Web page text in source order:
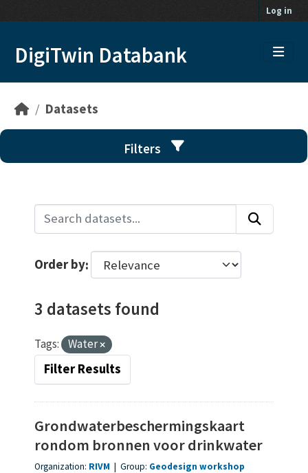
Log in
DigiTwin Databank
Datasets
Filters
Order by
3 datasets found
Tags: Water
Filter Results
Grondwaterbeschermingskaart
rondom bronnen voor drinkwater
Organization: RIVM | Group: Geodesign workshop